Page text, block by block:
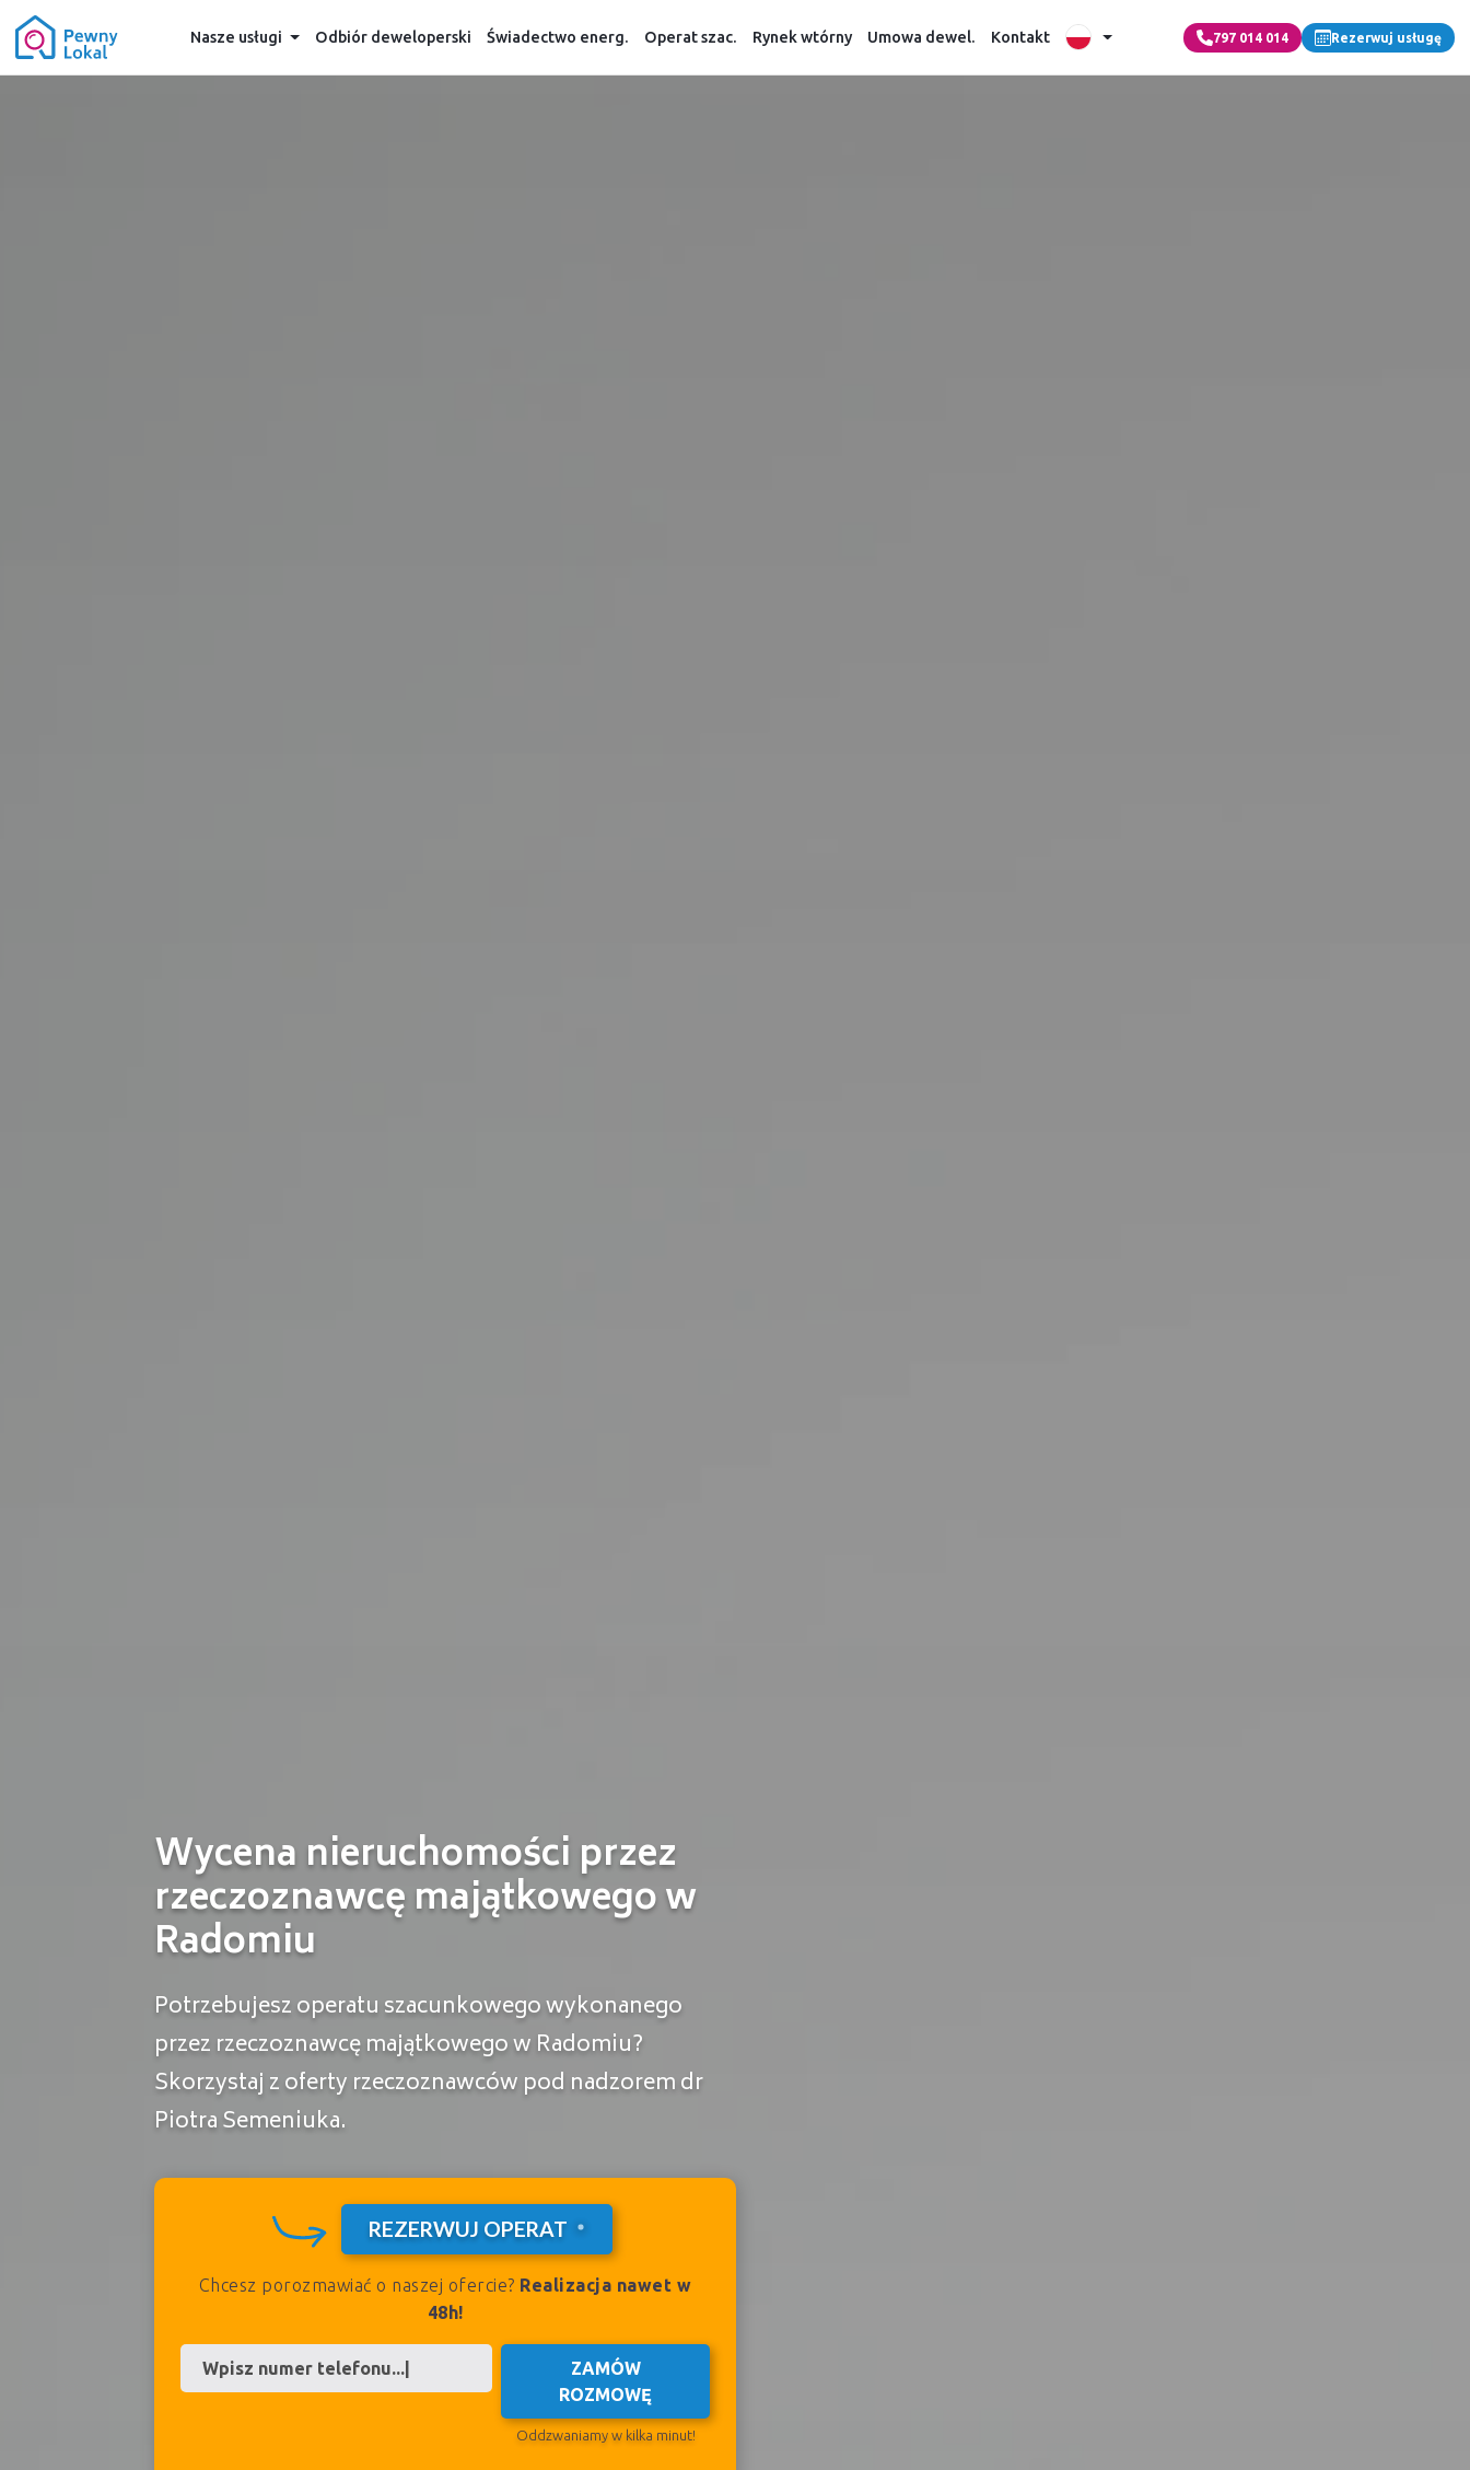
Nasze usługi Odbiór deweloperski Świadectwo energ. Operat szac. Rynek wtórny Umowa dewel. Kontakt 797 014 014 Rezerwuj usługę
Wycena nieruchomości przez
rzeczoznawcę majątkowego w
Radomiu
Potrzebujesz operatu szacunkowego wykonanego
przez rzeczoznawcę majątkowego w Radomiu?
Skorzystaj z oferty rzeczoznawców pod nadzorem dr
Piotra Semeniuka.
REZERWUJ OPERAT
Chcesz porozmawiać o naszej ofercie? Realizacja nawet w
48h!
ZAMÓW
ROZMOWĘ
Oddzwaniamy w kilka minut!